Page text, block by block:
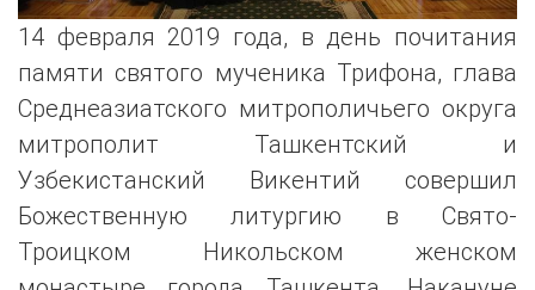
14 февраля 2019 года, в день почитания
памяти святого мученика Трифона, глава
Среднеазиатского митрополичьего округа
митрополит Ташкентский и
Узбекистанский Викентий совершил
Божественную литургию в Свято-
Троицком Никольском женском